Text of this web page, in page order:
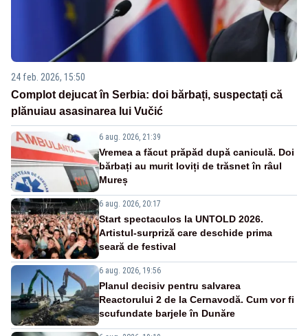
24 feb. 2026, 15:50
Complot dejucat în Serbia: doi bărbați, suspectați că
plănuiau asasinarea lui Vučić
6 aug. 2026, 21:39
Vremea a făcut prăpăd după caniculă. Doi
bărbați au murit loviți de trăsnet în râul
Mureș
6 aug. 2026, 20:17
Start spectaculos la UNTOLD 2026.
Artistul-surpriză care deschide prima
seară de festival
6 aug. 2026, 19:56
Planul decisiv pentru salvarea
Reactorului 2 de la Cernavodă. Cum vor fi
scufundate barjele în Dunăre